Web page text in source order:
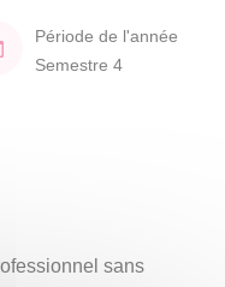
Période de l'année
Semestre 4
sans